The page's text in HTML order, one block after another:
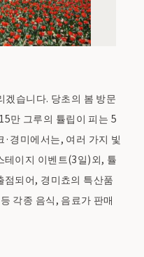
습니다. 당초의 봄 방문
만 그루의 튤립이 피는 5
경미에서는, 여러 가지 빛
테이지 이벤트(3일)외, 튤
점되어, 경미쵸의 특산품
각종 음식, 음료가 판매